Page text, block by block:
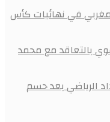
في نهائيات كأس
بالتعاقد مع محمد
الرياضي بعد حسم